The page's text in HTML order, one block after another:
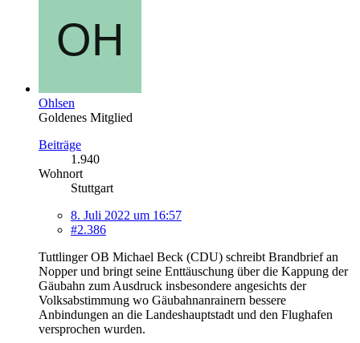
Ohlsen
Goldenes Mitglied
Beiträge
1.940
Wohnort
Stuttgart
8. Juli 2022 um 16:57
#2.386
Tuttlinger OB Michael Beck (CDU) schreibt Brandbrief an
Nopper und bringt seine Enttäuschung über die Kappung der
Gäubahn zum Ausdruck insbesondere angesichts der
Volksabstimmung wo Gäubahnanrainern bessere
Anbindungen an die Landeshauptstadt und den Flughafen
versprochen wurden.